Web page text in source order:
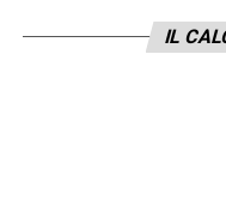
prima sul pallone.
IL